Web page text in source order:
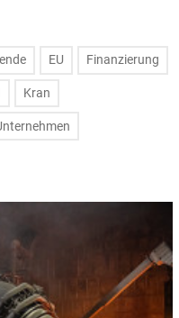
EU Finanzierung
Kran